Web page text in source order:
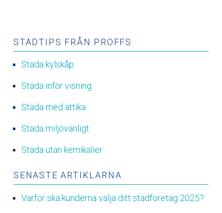
STÄDTIPS FRÅN PROFFS
Städa kylskåp
Städa inför visning
Städa med ättika
Städa miljövänligt
Städa utan kemikalier
SENASTE ARTIKLARNA
Varför ska kunderna välja ditt städföretag 2025?